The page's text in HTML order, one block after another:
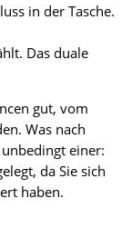
in der Tasche.
Das duale
gut, vom
Was nach
einer:
da Sie sich
haben.